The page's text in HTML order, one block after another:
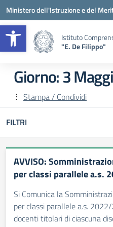
Apri la barra
Vai ai contenuti
Vai al menu di navigazione
Vai al footer
Ministero dell'Istruzione e del
Istituto
"E. De Filippo"
Giorno:3
Stampa / Condividi
FILTRI
AVVISO:
per classi parallele a.s.
Si Comunica la
per classi parallele a.s.
docenti titolari di ciascuna